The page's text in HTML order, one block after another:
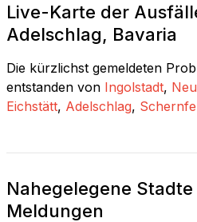
Live-Karte der
Adelschlag, Bavaria
Die kürzlichst gemeldeten
entstanden von Ingolstadt,
Eichstätt, Adelschlag,
Nahegelegene
Meldungen